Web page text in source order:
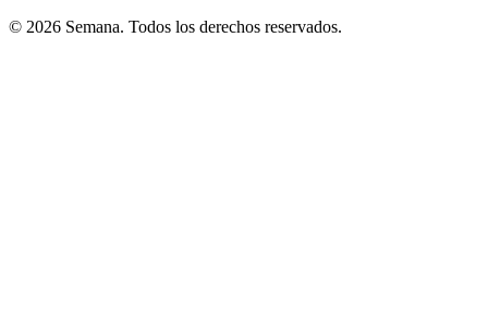
© 2026 Semana. Todos los derechos reservados.